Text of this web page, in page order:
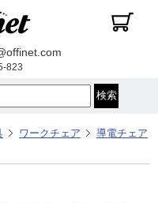
823
ワークチェア
導電チェア